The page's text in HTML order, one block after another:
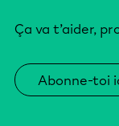
Ça va t’aider,
Abonne-toi